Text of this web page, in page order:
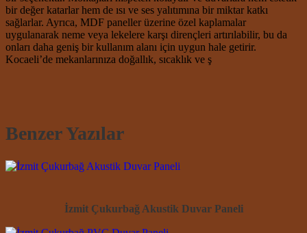
bir değer katarlar hem de ısı ve ses yalıtımına bir miktar katkı
sağlarlar. Ayrıca, MDF paneller üzerine özel kaplamalar
uygulanarak neme veya lekelere karşı dirençleri artırılabilir, bu da
onları daha geniş bir kullanım alanı için uygun hale getirir.
Kocaeli’de mekanlarınıza doğallık, sıcaklık ve ş
Benzer Yazılar
İzmit Çukurbağ Akustik Duvar Paneli